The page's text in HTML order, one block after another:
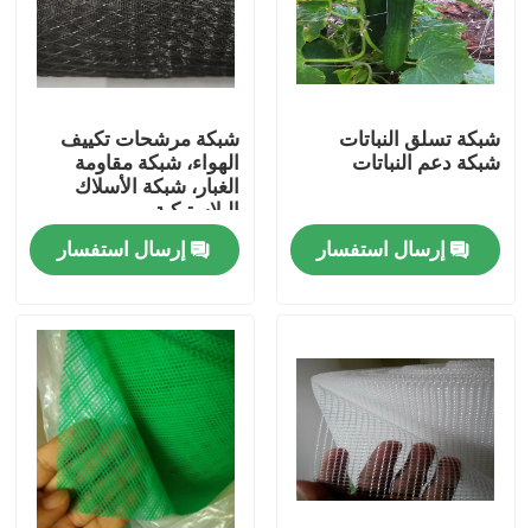
المنتجات
حول بنا
شبكة تسلق النباتات
شبكة دعم النباتات
إرسال استفسار
شبكة مرشحات تكييف
الهواء، شبكة مقاومة
الغبار، شبكة الأسلاك
البلاستيكية
إرسال استفسار